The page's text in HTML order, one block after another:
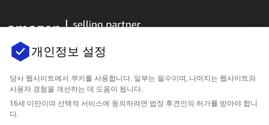
회사
개인정보 설정
당사 웹사이트에서 쿠키를 사용합니다. 일부는 필수이며, 나머지는 웹사이트와
사용자 경험을 개선하는 데 도움이 됩니다.
16세 미만이며 선택적 서비스에 동의하려면 법정 후견인의 허가를 받아야 합니
다.